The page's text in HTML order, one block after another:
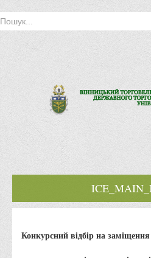
Історія інституту
Інститут сьогодні
Конкурсний відбір на